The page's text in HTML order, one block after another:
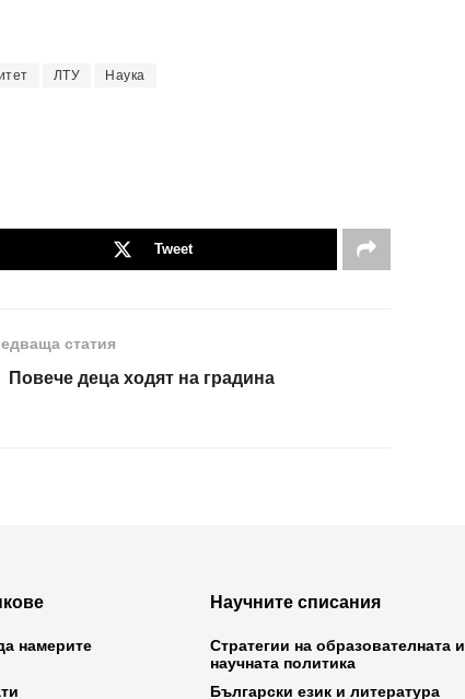
ЛТУ Наука
Tweet
статия
Повече деца ходят на градина
намерите
Научните списания
Стратегии на образователната и
научната политика
Български език и литература